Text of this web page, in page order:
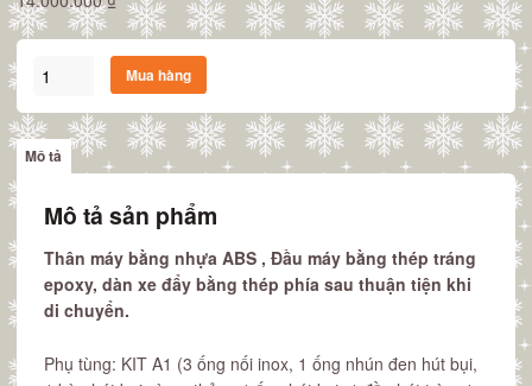
Numatic
470-
22
quantity
Mua hàng
Mô tả
Mô tả sản phẩm
Thân máy bằng nhựa ABS , Đầu máy bằng thép tráng
epoxy, dàn xe đẩy bằng thép phía sau thuận tiện khi
di chuyển.
Phụ tùng: KIT A1 (3 ống nối inox, 1 ống nhún đen hút bụi,